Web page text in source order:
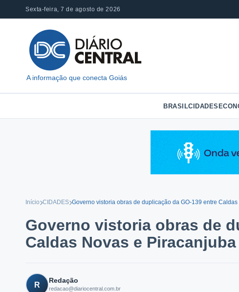
Sexta-feira, 7 de agosto de 2026
A informação que conecta Goiás
BRASILCIDADES
Início CIDADES Governo vistoria obras de duplicação da GO-139 entre
Governo vistoria obras de
Caldas Novas e Piracanjuba
R
Redação
redacao@diariocentral.com.br